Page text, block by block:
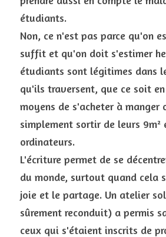
étudiants.
Non, ce n'est pas parce qu'on
suffit et qu'on doit s'estimer
étudiants sont légitimes dans
qu'ils traversent, que ce soit
moyens de s'acheter à manger
simplement sortir de leurs 9m²
ordinateurs.
L'écriture permet de se
du monde, surtout quand cela
joie et le partage. Un atelier
sûrement reconduit) a permis
ceux qui s'étaient inscrits de